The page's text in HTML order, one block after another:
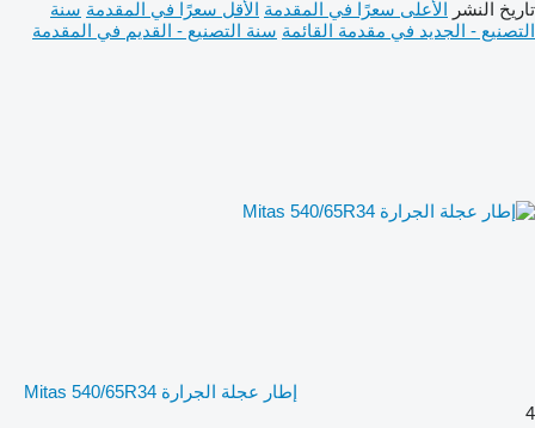
تاريخ النشر الأعلى سعرًا في المقدمة الأقل سعرًا في المقدمة سنة
التصنيع - الجديد في مقدمة القائمة سنة التصنيع - القديم في المقدمة
إطار عجلة الجرارة Mitas 540/65R34
4